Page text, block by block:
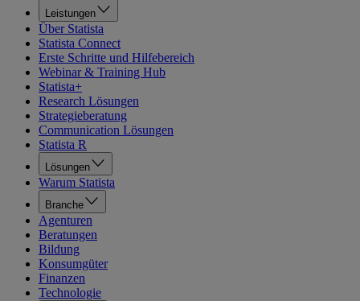
Leistungen
Über Statista
Statista Connect
Erste Schritte und Hilfebereich
Webinar & Training Hub
Statista+
Research Lösungen
Strategieberatung
Communication Lösungen
Statista R
Lösungen
Warum Statista
Branche
Agenturen
Beratungen
Bildung
Konsumgüter
Finanzen
Technologie